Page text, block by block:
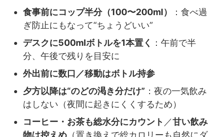
食事前にコップ半分（100〜200ml）
：食べ過
ぎ防止にもなって“ちょうどいい”
デスクに500mlボトルを1本置く
：午前で半
分、午後で残りを目安に
外出前に数口／移動はボトル持参
夕方以降は“のどの渇き分だけ” ：夜の一気飲み
はしない（夜間に起きにくくするため）
コーヒー・お茶も総水分にカウント ／甘い飲み
物は控えめ （置き換えで総カロリーも自然にダ